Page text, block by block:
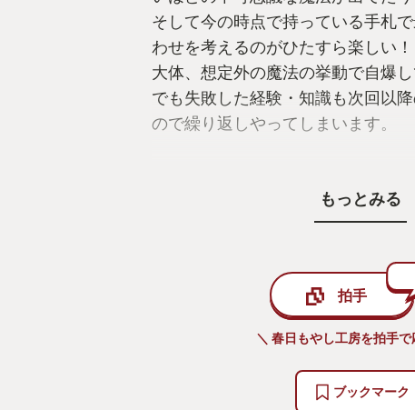
そして今の時点で持っている手札
わせを考えるのがひたすら楽しい！
大体、想定外の魔法の挙動で自爆
でも失敗した経験・知識も次回以
ので繰り返しやってしまいます。
見を楽しみにクリアした今でも洞
もっとみる
拍手
＼ 春日もやし工房を拍手で
ブックマーク